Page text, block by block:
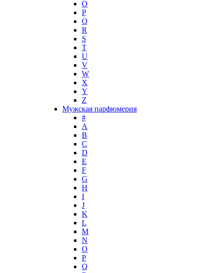
O
P
Q
R
S
T
U
V
W
X
Y
Z
Мужская парфюмерия
#
A
B
C
D
E
F
G
H
I
J
K
L
M
N
O
P
Q